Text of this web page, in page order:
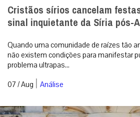
Cristãos sírios cancelam
sinal inquietante da Síria pós-
Quando uma comunidade de raízes tão
não existem condições para manifestar
problema ultrapas...
07 / Aug | Análise